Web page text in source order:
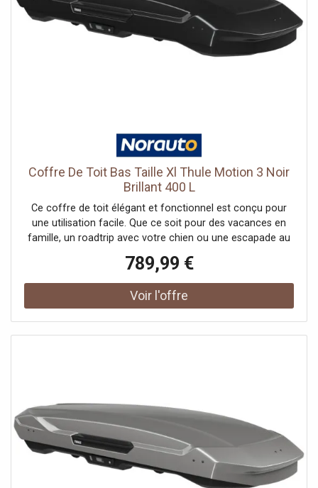
Coffre De Toit Bas Taille Xl Thule Motion 3 Noir
Brillant 400 L
Ce coffre de toit élégant et fonctionnel est conçu pour
une utilisation facile. Que ce soit pour des vacances en
famille, un roadtrip avec votre chien ou une escapade au
espace, performance et élégance.Le Thule Motion 3
améliore l'efficacité énergétique grâce à son design
aérodynamique optimisé et une gamme de tailles
étendues, incluant de nouvelles options profil abaissé. Il
de toit moderne combine un design contemporain et une
grande praticité, rendant votre expérience plus simple. En
plus de son apparence élégante et actuelle qui valorise
votre véhicule, il propose des fonctionnalités améliorées,
comme un mécanisme de verrouillage intuitif et une
ouverture bilatérale, actionnable d'une seule main, pour
789,99 €